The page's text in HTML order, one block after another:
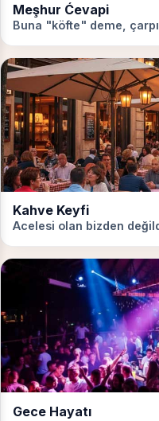
Meşhur Ćevapi
Buna "köfte" deme,
Kahve Keyfi
Acelesi olan bizden
Gece Hayatı